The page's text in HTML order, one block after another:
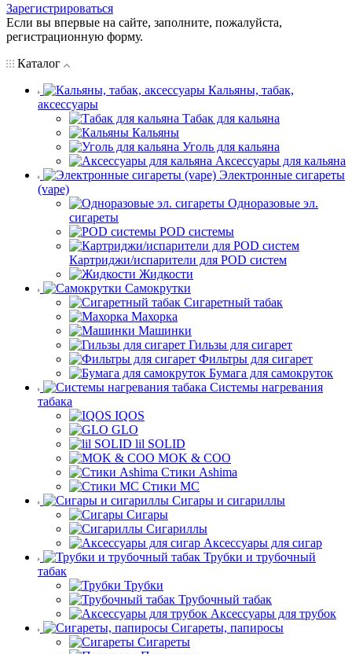
Зарегистрироваться
Если вы впервые на сайте, заполните, пожалуйста,
регистрационную форму.
Каталог
Кальяны, табак,
аксессуары
Табак для кальяна
Кальяны
Уголь для кальяна
Аксессуары для кальяна
Электронные сигареты
(vape)
Одноразовые эл.
сигареты
POD системы
Картриджи/испарители для POD систем
Жидкости
Самокрутки
Сигаретный табак
Махорка
Машинки
Гильзы для сигарет
Фильтры для сигарет
Бумага для самокруток
Системы нагревания
табака
IQOS
GLO
lil SOLID
MOK & COO
Стики Ashima
Стики MC
Сигары и сигариллы
Сигары
Сигариллы
Аксессуары для сигар
Трубки и трубочный
табак
Трубки
Трубочный табак
Аксессуары для трубок
Сигареты, папиросы
Сигареты